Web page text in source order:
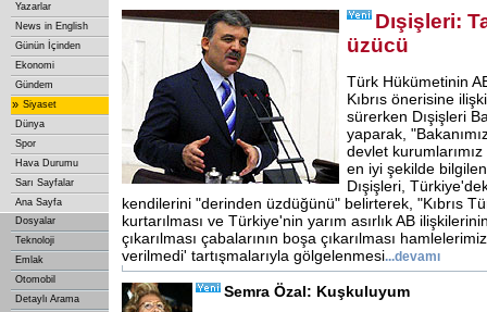
Yazarlar
News in English
Günün İçinden
Ekonomi
Gündem
» Siyaset
Dünya
Spor
Hava Durumu
Sarı Sayfalar
Ana Sayfa
Dosyalar
Teknoloji
Emlak
Otomobil
Detaylı Arama
Dışişleri:
üzücü
Türk Hükümetinin
Kıbrıs önerisine
sürerken Dışişleri
yaparak,
devlet
en iyi şekilde
Dışişleri,
kendilerini "derinden üzdüğünü" belirterek, "Kıbrıs
kurtarılması ve Türkiye'nin yarım asırlık AB
çıkarılması çabalarının boşa çıkarılması
verilmedi' tartışmalarıyla gölgelenmesi...devamı
Semra Özal: Kuşkuluyum